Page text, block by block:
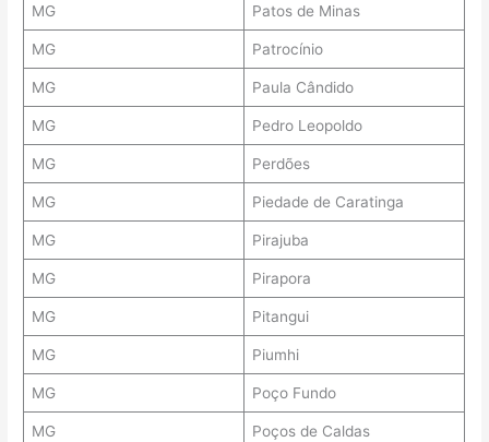
MG Patos de Minas
MG Patrocínio
MG Paula Cândido
MG Pedro Leopoldo
MG Perdões
MG Piedade de Caratinga
MG Pirajuba
MG Pirapora
MG Pitangui
MG Piumhi
MG Poço Fundo
MG Poços de Caldas